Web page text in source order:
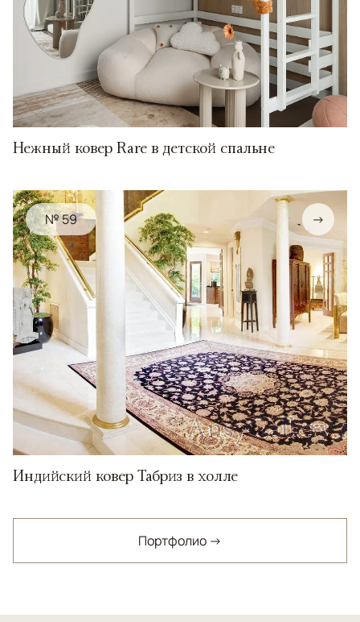
Нежный ковер Rare в детской спальне
№ 59 →
Индийский ковер Табриз в холле
Портфолио →